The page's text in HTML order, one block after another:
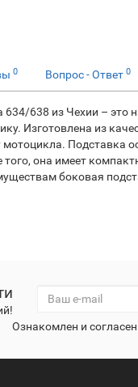
0 Вопрос - Ответ 0
634/638 из Чехии –
Изготовлена из
Подставка
она имеет
боковая
Ознакомлен и